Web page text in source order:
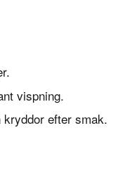
vispning.
efter smak.